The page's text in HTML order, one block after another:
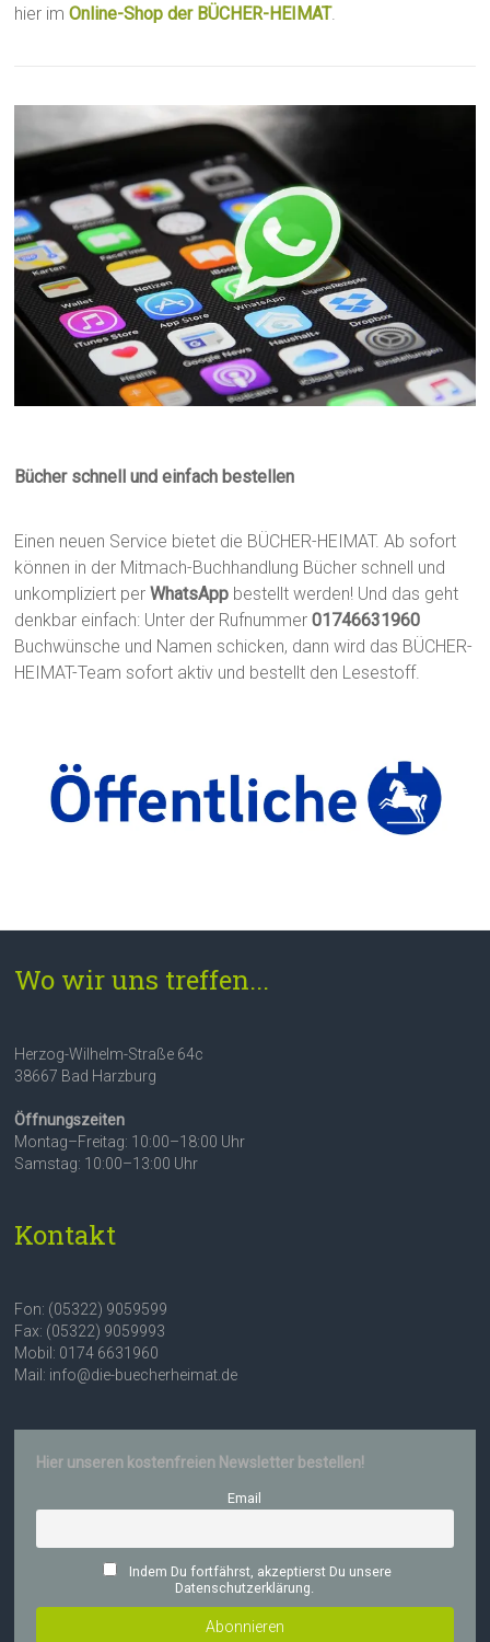
hier imOnline-Shop der BÜCHER-HEIMAT.
Bücher schnell und einfach bestellen
Einen neuen Service bietet die BÜCHER-HEIMAT. Ab sofort
können in der Mitmach-Buchhandlung Bücher schnell und
unkompliziert perWhatsApp bestellt werden! Und das geht
denkbar einfach: Unter der Rufnummer01746631960
Buchwünsche und Namen schicken, dann wird das BÜCHER-
HEIMAT-Team sofort aktiv und bestellt den Lesestoff.
Wo wir uns treffen...
Herzog-Wilhelm-Straße 64c
38667 Bad Harzburg
Öffnungszeiten
Montag–Freitag: 10:00–18:00 Uhr
Samstag: 10:00–13:00 Uhr
Kontakt
Fon: (05322) 9059599
Fax: (05322) 9059993
Mobil: 0174 6631960
Mail: info@die-buecherheimat.de
Hier unseren kostenfreien Newsletter bestellen!
Email
Indem Du fortfährst, akzeptierst Du unsere
Datenschutzerklärung.